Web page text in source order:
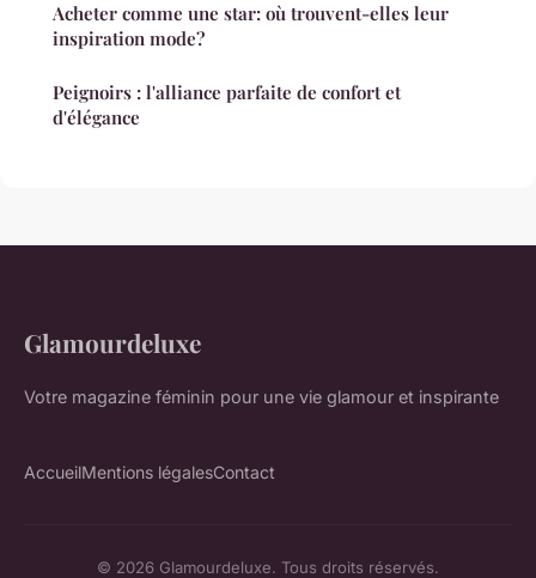
Acheter comme une star: où trouvent-elles leur
inspiration mode?
Peignoirs : l'alliance parfaite de confort et
d'élégance
Glamourdeluxe
Votre magazine féminin pour une vie glamour et inspirante
AccueilMentions légalesContact
© 2026 Glamourdeluxe. Tous droits réservés.